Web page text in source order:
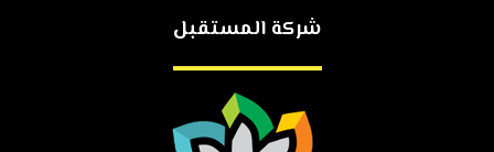
شركة المستقبل